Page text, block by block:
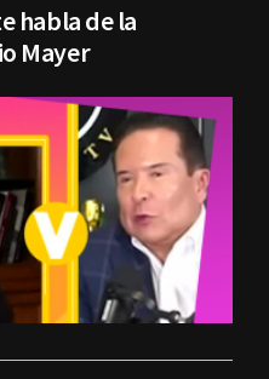
habla de la
Mayer